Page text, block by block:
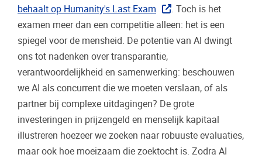
behaalt op Humanity's Last Exam
. Toch is het
examen meer dan een competitie alleen: het is een
spiegel voor de mensheid. De potentie van AI dwingt
ons tot nadenken over transparantie,
verantwoordelijkheid en samenwerking: beschouwen
we AI als concurrent die we moeten verslaan, of als
partner bij complexe uitdagingen? De grote
investeringen in prijzengeld en menselijk kapitaal
illustreren hoezeer we zoeken naar robuuste evaluaties,
maar ook hoe moeizaam die zoektocht is. Zodra AI